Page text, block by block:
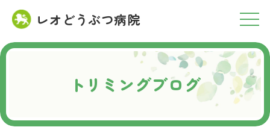
レオどうぶつ病院
RESERVATION
ご予約について
トリミングブログ